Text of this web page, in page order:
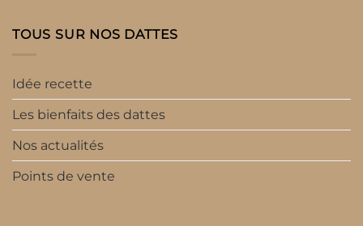
TOUS SUR NOS DATTES
Idée recette
Les bienfaits des dattes
Nos actualités
Points de vente